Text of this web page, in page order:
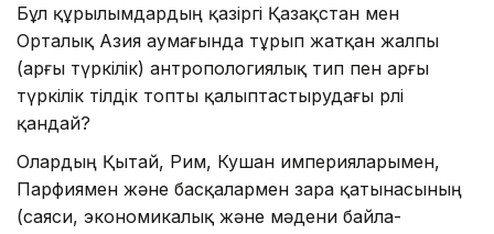
Бұл құрылымдардың қазіргі Қа­зақ­стан мен
Орталық Азия аумағында тұрып жатқан жалпы
(арғы түркілік) антропологиялық тип пен арғы
түркілік тілдік топты қалыптастырудағы рөлі
қандай?
Олардың Қытай, Рим, Кушан им­пе­рияларымен,
Парфиямен және бас­қалармен өзара қатынасының
(сая­си, экономикалық және мәдени бай­ла­